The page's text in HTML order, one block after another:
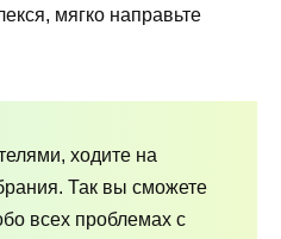
мягко направьте
ходите на
Так вы сможете
всех проблемах с